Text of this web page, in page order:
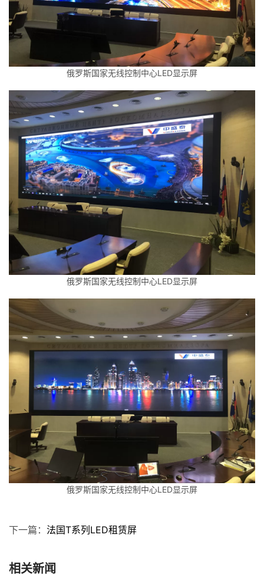
俄罗斯国家无线控制中心LED显示屏
俄罗斯国家无线控制中心LED显示屏
俄罗斯国家无线控制中心LED显示屏
下一篇： 法国T系列LED租赁屏
相关新闻